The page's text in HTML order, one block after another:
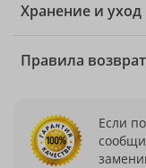
Хранение и уход
Правила
Если